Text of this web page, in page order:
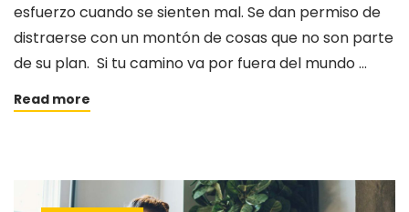
esfuerzo cuando se sienten mal. Se dan permiso de
distraerse con un montón de cosas que no son parte
de su plan. Si tu camino va por fuera del mundo …
Read more